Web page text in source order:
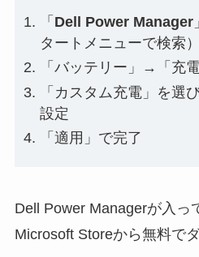
「 Dell Power Manager
タートメニューで検索）
「バッテリー」→「充
「カスタム充電」を選
設定
「適用」で完了
Dell Power Managerが入っ
Microsoft Storeから無料で